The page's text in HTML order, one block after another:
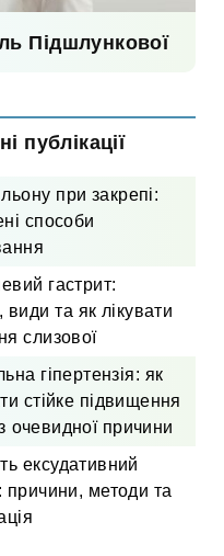
Підшлункової
публікації
при закрепі:
способи
гастрит:
види та як лікувати
слизової
гіпертензія: як
стійке підвищення
очевидної причини
ексудативний
причини, методи та